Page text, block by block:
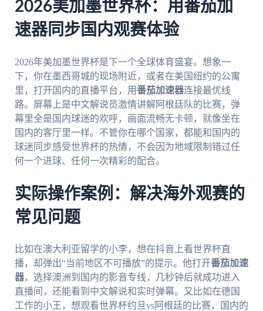
2026美加墨世界杯：用番茄加
速器同步国内观赛体验
2026年美加墨世界杯是下一个全球体育盛宴。想象一
下，你在墨西哥城的现场附近，或者在美国纽约的公寓
里，打开国内的直播平台，用番茄加速器连接最优线
路。屏幕上是中文解说员激情讲解阿根廷队的比赛，弹
幕里全是国内球迷的欢呼，画面流畅无卡顿，就像坐在
国内的客厅里一样。不管你在哪个国家，都能和国内的
球迷同步感受世界杯的热情，不会因为地域限制错过任
何一个进球、任何一次精彩的配合。
实际操作案例：解决海外观赛的
常见问题
比如在澳大利亚留学的小李，想在抖音上看世界杯直
播，却弹出“当前地区不可播放”的提示。他打开番茄加速
器，选择澳洲到国内的影音专线，几秒钟后就成功进入
直播间，还能看到中文解说和实时弹幕。又比如在德国
工作的小王，想观看世界杯约旦vs阿根廷的比赛，国内的